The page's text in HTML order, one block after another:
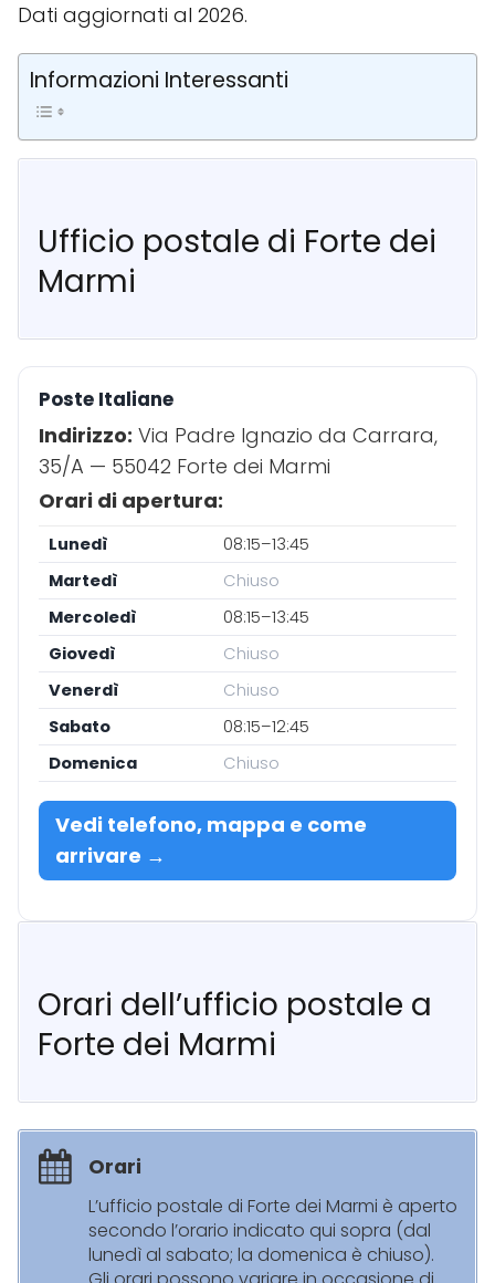
Dati aggiornati al 2026.
Informazioni Interessanti
Ufficio postale di Forte dei
Marmi
Poste Italiane
Indirizzo: Via Padre Ignazio da Carrara,
35/A — 55042 Forte dei Marmi
Orari di apertura:
Lunedì
08:15–13:45
Martedì
Chiuso
Mercoledì
08:15–13:45
Giovedì
Chiuso
Venerdì
Chiuso
Sabato
08:15–12:45
Domenica
Chiuso
Vedi telefono, mappa e come
arrivare →
Orari dell’ufficio postale a
Forte dei Marmi
Orari
L’ufficio postale di Forte dei Marmi è aperto
secondo l’orario indicato qui sopra (dal
lunedì al sabato; la domenica è chiuso).